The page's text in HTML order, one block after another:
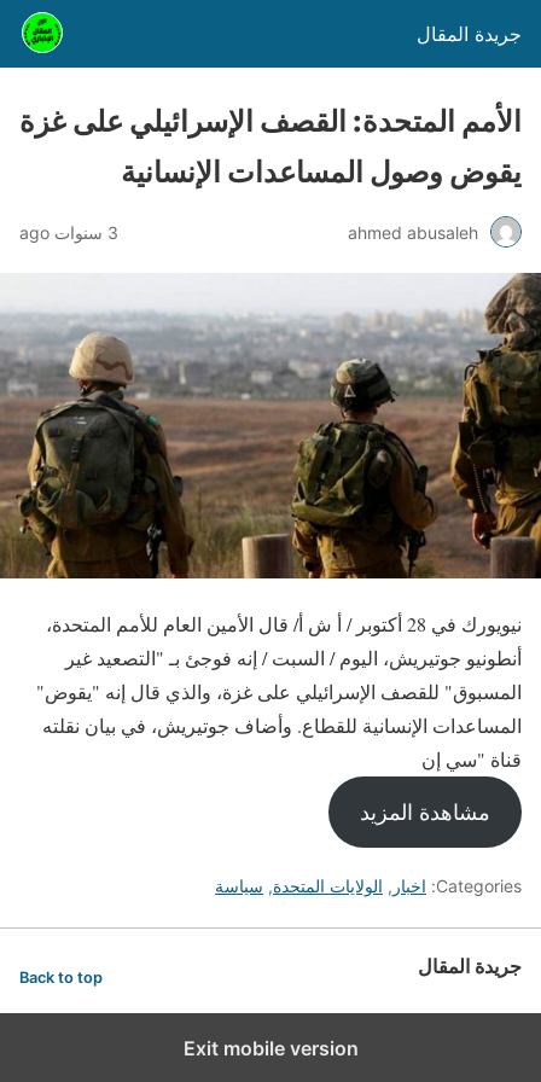
جريدة المقال
الأمم المتحدة: القصف الإسرائيلي على غزة
يقوض وصول المساعدات الإنسانية
ahmed abusaleh 3 سنوات ago
نيويورك في 28 أكتوبر / أ ش أ/ قال الأمين العام للأمم المتحدة،
أنطونيو جوتيريش، اليوم / السبت / إنه فوجئ بـ "التصعيد غير
المسبوق" للقصف الإسرائيلي على غزة، والذي قال إنه "يقوض"
المساعدات الإنسانية للقطاع. وأضاف جوتيريش، في بيان نقلته
قناة "سي إن
مشاهدة المزيد
Categories: اخبار , الولايات المتحدة, سياسة
جريدة المقال Back to top
Exit mobile version